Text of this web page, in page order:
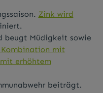
Zink wird
beugt Müdigkeit sowie
mit
erhöhtem
beiträgt.